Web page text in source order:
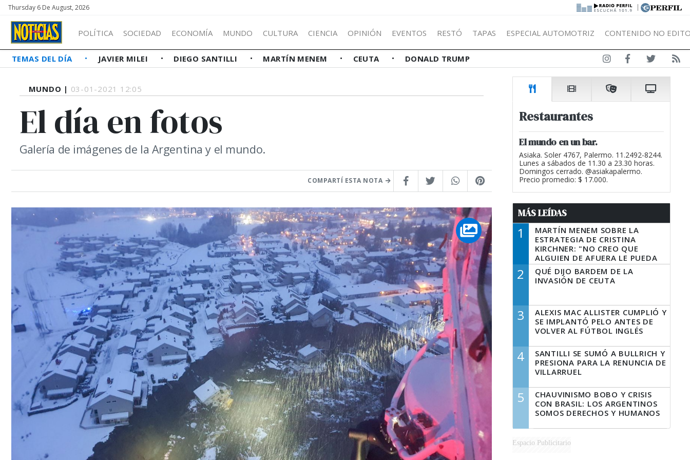
Thursday 6 De August, 2026 |
POLÍTICA SOCIEDAD ECONOMÍA MUNDO CULTURA CIENCIA OPINIÓN EVENTOS RESTÓ TAPAS ESPECIAL AUTOMOTRIZ CONTENIDO NO
TEMAS DEL DÍA JAVIER MILEI DIEGO SANTILLI MARTÍN MENEM CEUTA DONALD TRUMP
MUNDO | 03-01-2021 12:05
El día en fotos
Galería de imágenes de la Argentina y el mundo.
COMPARTÍ ESTA NOTA
Restaurantes
El mundo en un bar.
Asiaka. Soler 4767, Palermo. 11.2492-8244.
Lunes a sábados de 11.30 a 23.30 horas.
Domingos cerrado. @asiakapalermo.
Precio promedio: $ 17.000.
MÁS LEÍDAS
1
MARTÍN MENEM SOBRE LA
ESTRATEGIA DE CRISTINA
KIRCHNER: "NO CREO QUE
ALGUIEN DE AFUERA LE PUEDA
DECIR A LA JUSTICIA LO QUE
TIENE QUE HACER"
2
QUÉ DIJO BARDEM DE LA
INVASIÓN DE CEUTA
3
ALEXIS MAC ALLISTER CUMPLIÓ Y
SE IMPLANTÓ PELO ANTES DE
VOLVER AL FÚTBOL INGLÉS
4
SANTILLI SE SUMÓ A BULLRICH Y
PRESIONA PARA LA RENUNCIA DE
VILLARRUEL
5
CHAUVINISMO BOBO Y CRISIS
CON BRASIL: LOS ARGENTINOS
SOMOS DERECHOS Y HUMANOS
Espacio Publicitario